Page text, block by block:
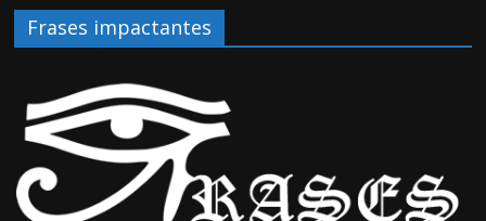
Frases impactantes